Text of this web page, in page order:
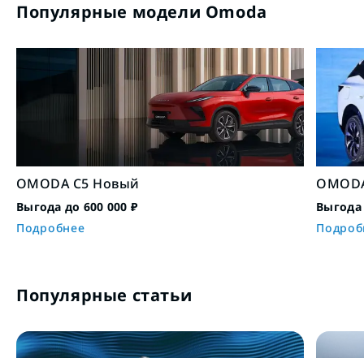
Популярные модели Omoda
OMODA C5 Новый
Выгода до 600 000 ₽
Подробнее
Выгода
Популярные статьи